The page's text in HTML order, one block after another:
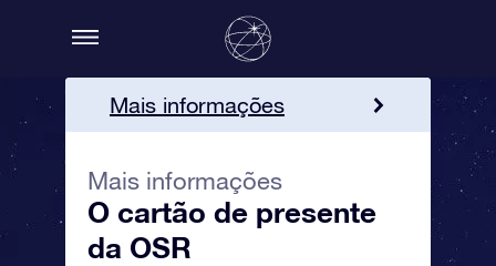
Mais informações
Peça o Cartão de Presente
da OSR!
Mais informações
O cartão de presente
da OSR